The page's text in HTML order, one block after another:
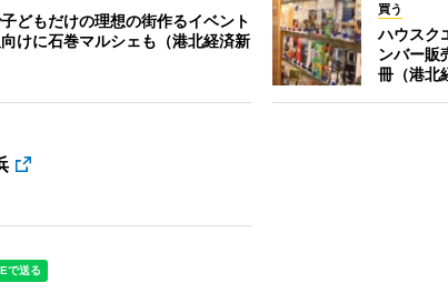
どもだけの理想の街作るイベント
向けに石巻マルシェも（港北経済新
買う
ハウスク
ンバー販
冊（港北